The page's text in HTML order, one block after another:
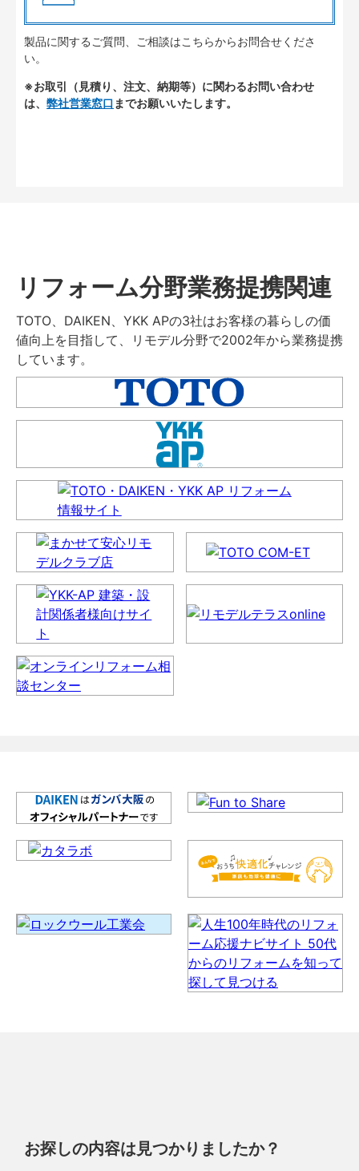
製品に関するご質問、ご相談はこちらからお問合せくださ
い。
※お取引（見積り、注文、納期等）に関わるお問い合わせ
は、 弊社営業窓口 までお願いいたします。
リフォーム分野業務提携関連
TOTO、DAIKEN、YKK APの3社はお客様の暮らしの価
値向上を目指して、リモデル分野で2002年から業務提携
しています。
お探しの内容は見つかりましたか？